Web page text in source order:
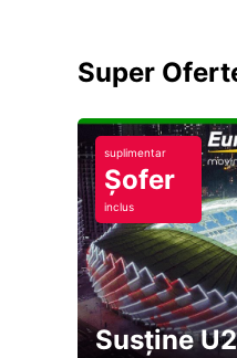
Super
suplimentar
Șofer
inclus
Susține